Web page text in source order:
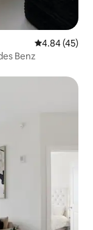
Meánrátáil
4.84 (45)
Benz